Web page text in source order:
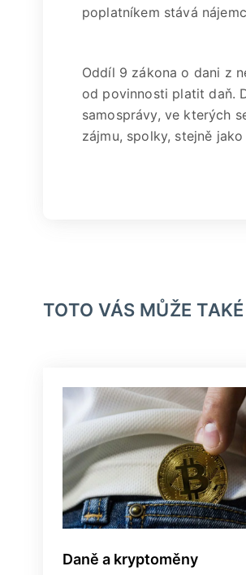
poplatníkem stává
Oddíl 9 zákona o dani z
od povinnosti platit daň.
samosprávy, ve kterých
zájmu, spolky, stejně
TOTO VÁS MŮŽE
Daně a kryptoměny